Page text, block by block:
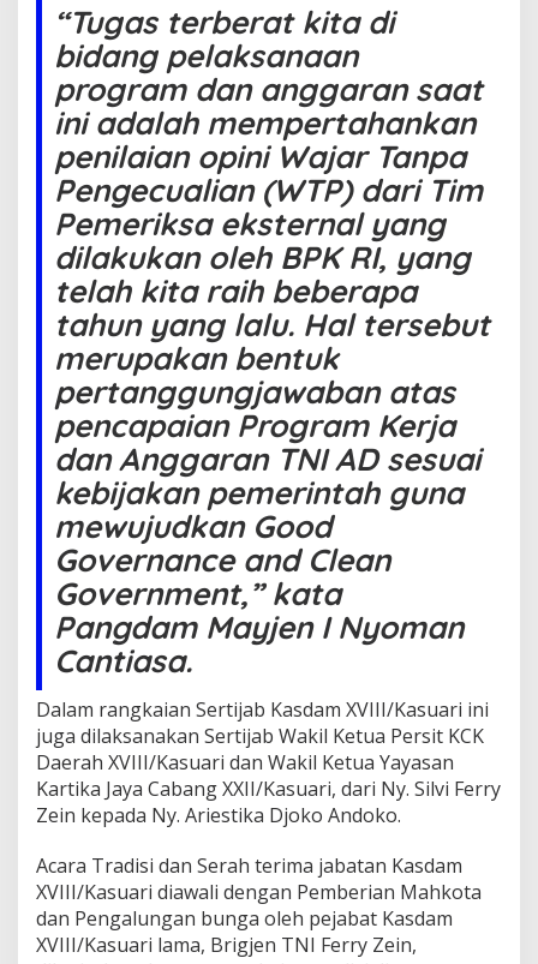
“Tugas terberat kita di
bidang pelaksanaan
program dan anggaran saat
ini adalah mempertahankan
penilaian opini Wajar Tanpa
Pengecualian (WTP) dari Tim
Pemeriksa eksternal yang
dilakukan oleh BPK RI, yang
telah kita raih beberapa
tahun yang lalu. Hal tersebut
merupakan bentuk
pertanggungjawaban atas
pencapaian Program Kerja
dan Anggaran TNI AD sesuai
kebijakan pemerintah guna
mewujudkan Good
Governance and Clean
Government,” kata
Pangdam Mayjen I Nyoman
Cantiasa.
Dalam rangkaian Sertijab Kasdam XVIII/Kasuari ini
juga dilaksanakan Sertijab Wakil Ketua Persit KCK
Daerah XVIII/Kasuari dan Wakil Ketua Yayasan
Kartika Jaya Cabang XXII/Kasuari, dari Ny. Silvi Ferry
Zein kepada Ny. Ariestika Djoko Andoko.
Acara Tradisi dan Serah terima jabatan Kasdam
XVIII/Kasuari diawali dengan Pemberian Mahkota
dan Pengalungan bunga oleh pejabat Kasdam
XVIII/Kasuari lama, Brigjen TNI Ferry Zein,